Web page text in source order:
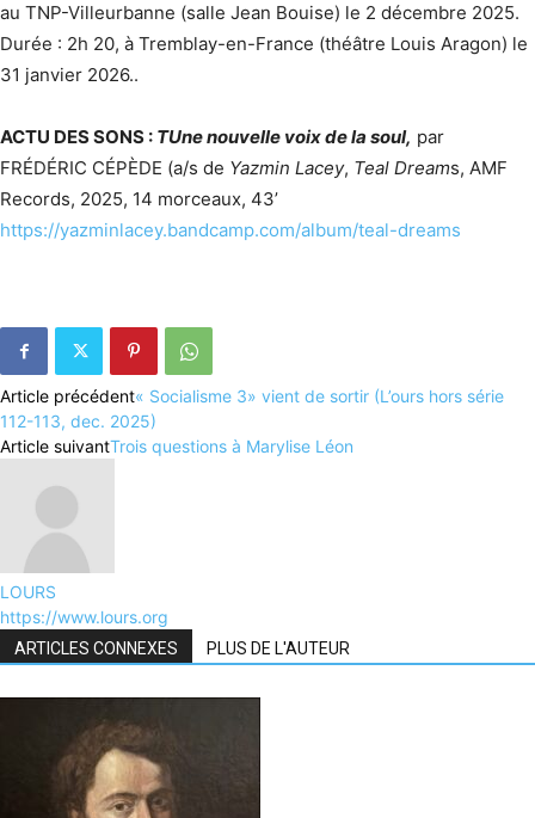
au TNP-Villeurbanne (salle Jean Bouise) le 2 décembre 2025.
Durée : 2h 20, à Tremblay-en-France (théâtre Louis Aragon) le
31 janvier 2026..
ACTU DES SONS : TUne nouvelle voix de la soul, par
FRÉDÉRIC CÉPÈDE (a/s de Yazmin Lacey, Teal Dreams, AMF
Records, 2025, 14 morceaux, 43’
https://yazminlacey.bandcamp.com/album/teal-dreams
Article précédent« Socialisme 3» vient de sortir (L’ours hors série
112-113, dec. 2025)
Article suivantTrois questions à Marylise Léon
LOURS
https://www.lours.org
ARTICLES CONNEXES PLUS DE L'AUTEUR